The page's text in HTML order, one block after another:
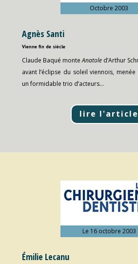
Octobre 2003
Agnès Santi
Vienne fin de siècle
Claude Baqué monteAnatoled’Arthur
avant l’éclipse du soleil viennois,
un formidable trio d’acteurs…
lire l'article
Le 16 octobre 2003
Émilie Lecanu